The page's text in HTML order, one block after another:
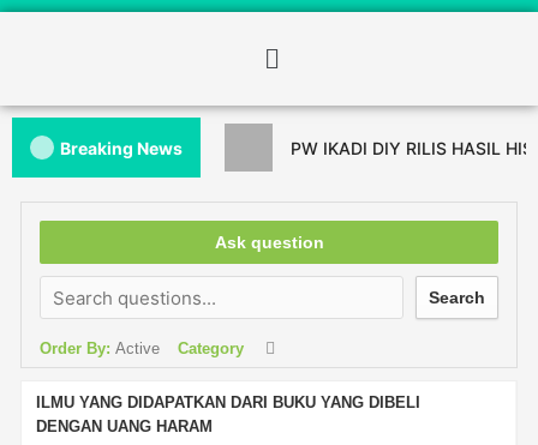
Breaking News PW IKADI DIY RILIS HASIL
Ask question
Search
Order By:Active Category
ILMU YANG DIDAPATKAN DARI BUKU YANG DIBELI
DENGAN UANG HARAM